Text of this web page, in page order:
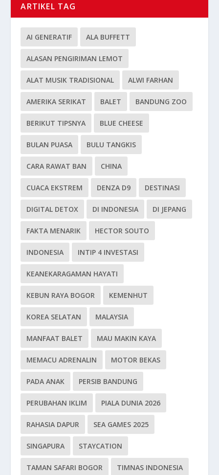
ARTIKEL TAG
AI GENERATIF ALA BUFFETT
ALASAN PENGIRIMAN LEMOT
ALAT MUSIK TRADISIONAL ALWI FARHAN
AMERIKA SERIKAT BALET BANDUNG ZOO
BERIKUT TIPSNYA BLUE CHEESE
BULAN PUASA BULU TANGKIS
CARA RAWAT BAN CHINA
CUACA EKSTREM DENZA D9 DESTINASI
DIGITAL DETOX DI INDONESIA DI JEPANG
FAKTA MENARIK HECTOR SOUTO
INDONESIA INTIP 4 INVESTASI
KEANEKARAGAMAN HAYATI
KEBUN RAYA BOGOR KEMENHUT
KOREA SELATAN MALAYSIA
MANFAAT BALET MAU MAKIN KAYA
MEMACU ADRENALIN MOTOR BEKAS
PADA ANAK PERSIB BANDUNG
PERUBAHAN IKLIM PIALA DUNIA 2026
RAHASIA DAPUR SEA GAMES 2025
SINGAPURA STAYCATION
TAMAN SAFARI BOGOR TIMNAS INDONESIA